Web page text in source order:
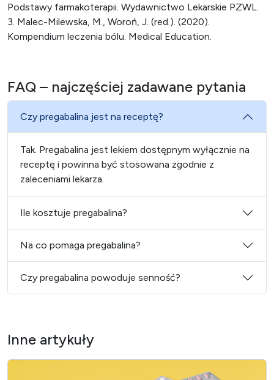
Podstawy farmakoterapii. Wydawnictwo Lekarskie PZWL.
3. Malec-Milewska, M., Woroń, J. (red.). (2020).
Kompendium leczenia bólu. Medical Education.
FAQ – najczęściej zadawane pytania
Czy pregabalina jest na receptę?
Tak. Pregabalina jest lekiem dostępnym wyłącznie na
receptę i powinna być stosowana zgodnie z
zaleceniami lekarza.
Ile kosztuje pregabalina?
Na co pomaga pregabalina?
Czy pregabalina powoduje senność?
Inne artykuły